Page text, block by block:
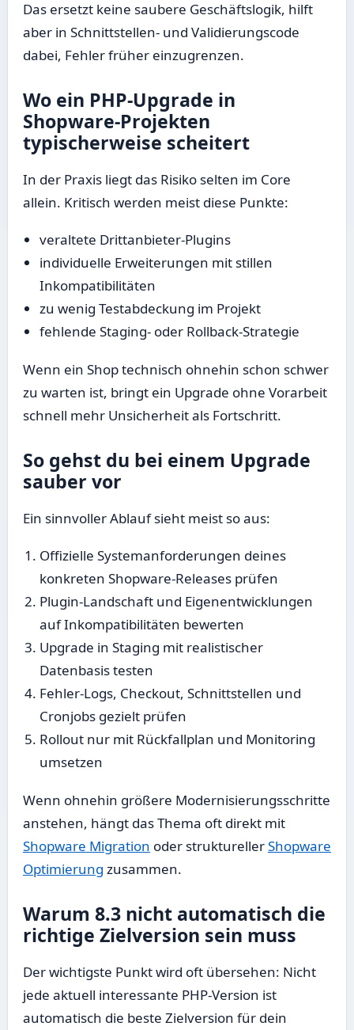
Das ersetzt keine saubere Geschäftslogik, hilft
aber in Schnittstellen- und Validierungscode
dabei, Fehler früher einzugrenzen.
Wo ein PHP-Upgrade in
Shopware-Projekten
typischerweise scheitert
In der Praxis liegt das Risiko selten im Core
allein. Kritisch werden meist diese Punkte:
veraltete Drittanbieter-Plugins
individuelle Erweiterungen mit stillen
Inkompatibilitäten
zu wenig Testabdeckung im Projekt
fehlende Staging- oder Rollback-Strategie
Wenn ein Shop technisch ohnehin schon schwer
zu warten ist, bringt ein Upgrade ohne Vorarbeit
schnell mehr Unsicherheit als Fortschritt.
So gehst du bei einem Upgrade
sauber vor
Ein sinnvoller Ablauf sieht meist so aus:
Offizielle Systemanforderungen deines
konkreten Shopware-Releases prüfen
Plugin-Landschaft und Eigenentwicklungen
auf Inkompatibilitäten bewerten
Upgrade in Staging mit realistischer
Datenbasis testen
Fehler-Logs, Checkout, Schnittstellen und
Cronjobs gezielt prüfen
Rollout nur mit Rückfallplan und Monitoring
umsetzen
Wenn ohnehin größere Modernisierungsschritte
anstehen, hängt das Thema oft direkt mit
Shopware Migration oder strukturellerShopware
Optimierung zusammen.
Warum 8.3 nicht automatisch die
richtige Zielversion sein muss
Der wichtigste Punkt wird oft übersehen: Nicht
jede aktuell interessante PHP-Version ist
automatisch die beste Zielversion für dein